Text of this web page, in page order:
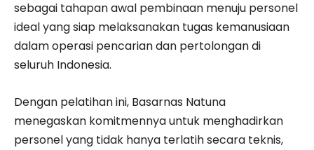
sebagai tahapan awal pembinaan menuju personel
ideal yang siap melaksanakan tugas kemanusiaan
dalam operasi pencarian dan pertolongan di
seluruh Indonesia.
Dengan pelatihan ini, Basarnas Natuna
menegaskan komitmennya untuk menghadirkan
personel yang tidak hanya terlatih secara teknis,